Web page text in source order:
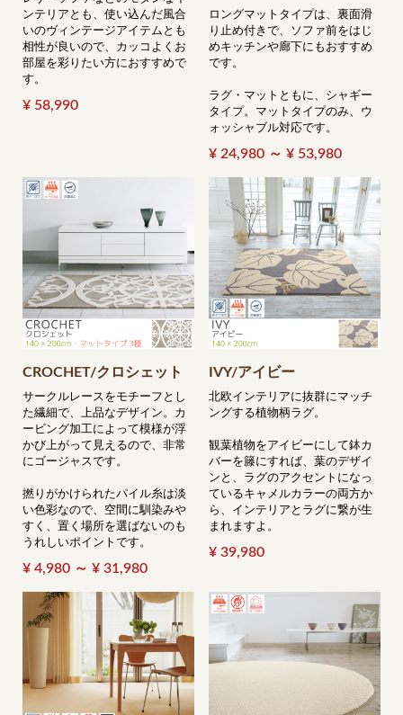
ンテリアとも、使い込んだ風合
いのヴィンテージアイテムとも
相性が良いので、カッコよくお
部屋を彩りたい方におすすめで
す。
¥ 58,990
ロングマットタイプは、裏面滑
り止め付きで、ソファ前をはじ
めキッチンや廊下にもおすすめ
です。
ラグ・マットともに、シャギー
タイプ。マットタイプのみ、ウ
ォッシャブル対応です。
¥ 24,980 ～ ¥ 53,980
CROCHET/クロシェット
サークルレースをモチーフとし
た繊細で、上品なデザイン。カ
ービング加工によって模様が浮
かび上がって見えるので、非常
にゴージャスです。
撚りがかけられたパイル糸は淡
い色彩なので、空間に馴染みや
すく、置く場所を選ばないのも
うれしいポイントです。
¥ 4,980 ～ ¥ 31,980
IVY/アイビー
北欧インテリアに抜群にマッチ
ングする植物柄ラグ。
観葉植物をアイビーにして鉢カ
バーを籐にすれば、葉のデザイ
ンと、ラグのアクセントになっ
ているキャメルカラーの両方か
ら、インテリアとラグに繋が生
まれますよ。
¥ 39,980